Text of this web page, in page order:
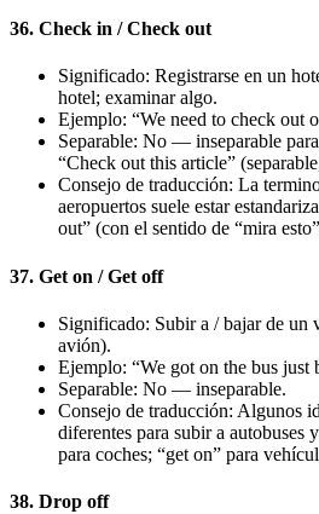
36. Check in / Check out
Significado: Registrarse en un
hotel; examinar algo.
Ejemplo: “We need to check out
Separable: No — inseparable
“Check out this article”
Consejo de traducción: La
aeropuertos suele estar
out” (con el sentido de “mira
37. Get on / Get off
Significado: Subir a / bajar de un
avión).
Ejemplo: “We got on the bus just
Separable: No — inseparable.
Consejo de traducción: Algunos
diferentes para subir a autobuses
para coches; “get on” para
38. Drop off